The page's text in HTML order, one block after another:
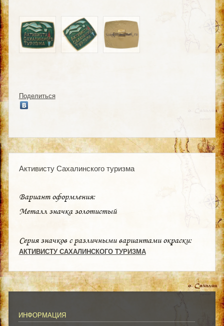
Поделиться
Активисту Сахалинского туризма
Вариант оформления:
Металл значка золотистый
Серия значков с различными вариантами окраски:
АКТИВИСТУ САХАЛИНСКОГО ТУРИЗМА
ИНФОРМАЦИЯ